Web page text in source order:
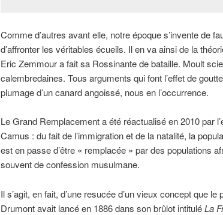
Comme d’autres avant elle, notre époque s’invente de
d’affronter les véritables écueils. Il en va ainsi de la
Eric Zemmour a fait sa Rossinante de bataille. Moult
calembredaines. Tous arguments qui font l’effet de
plumage d’un canard angoissé, nous en l’occurrence.
Le Grand Remplacement a été réactualisé en 2010 par
Camus : du fait de l’immigration et de la natalité, la
est en passe d’être « remplacée » par des populations
souvent de confession musulmane.
Il s’agit, en fait, d’une resucée d’un vieux concept que
Drumont avait lancé en 1886 dans son brûlot intituléLa